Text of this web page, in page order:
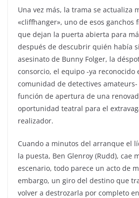
Una vez más, la trama se actualiza
«cliffhanger», uno de esos ganchos
que dejan la puerta abierta para
después de descubrir quién había
asesinato de Bunny Folger, la
consorcio, el equipo -ya reconocido
comunidad de detectives
función de apertura de una
oportunidad teatral para el
realizador.
Cuando a minutos del arranque el
la puesta, Ben Glenroy (Rudd), cae
escenario, todo parece un acto de
embargo, un giro del destino que
volver a destrozarla por completo